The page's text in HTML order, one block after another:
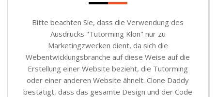
Bitte beachten Sie, dass die Verwendung des
Ausdrucks "Tutorming Klon" nur zu
Marketingzwecken dient, da sich die
Webentwicklungsbranche auf diese Weise auf die
Erstellung einer Website bezieht, die Tutorming
oder einer anderen Website ähnelt. Clone Daddy
bestätigt, dass das gesamte Design und der Code